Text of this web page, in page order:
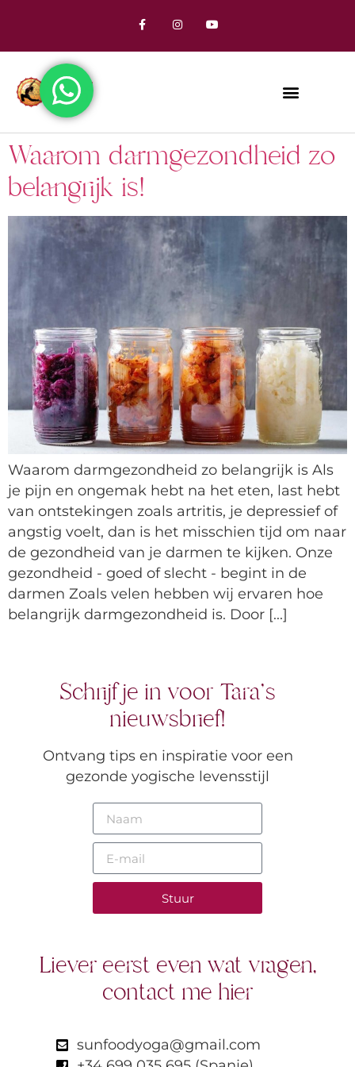
Waarom darmgezondheid zo
belangrijk is!
Waarom darmgezondheid zo belangrijk is Als
je pijn en ongemak hebt na het eten, last hebt
van ontstekingen zoals artritis, je depressief of
angstig voelt, dan is het misschien tijd om naar
de gezondheid van je darmen te kijken. Onze
gezondheid - goed of slecht - begint in de
darmen Zoals velen hebben wij ervaren hoe
belangrijk darmgezondheid is. Door [...]
Schrijf je in voor Tara's
nieuwsbrief!
Ontvang tips en inspiratie voor een
gezonde yogische levensstijl
Stuur
Liever eerst even wat vragen,
contact me hier
sunfoodyoga@gmail.com